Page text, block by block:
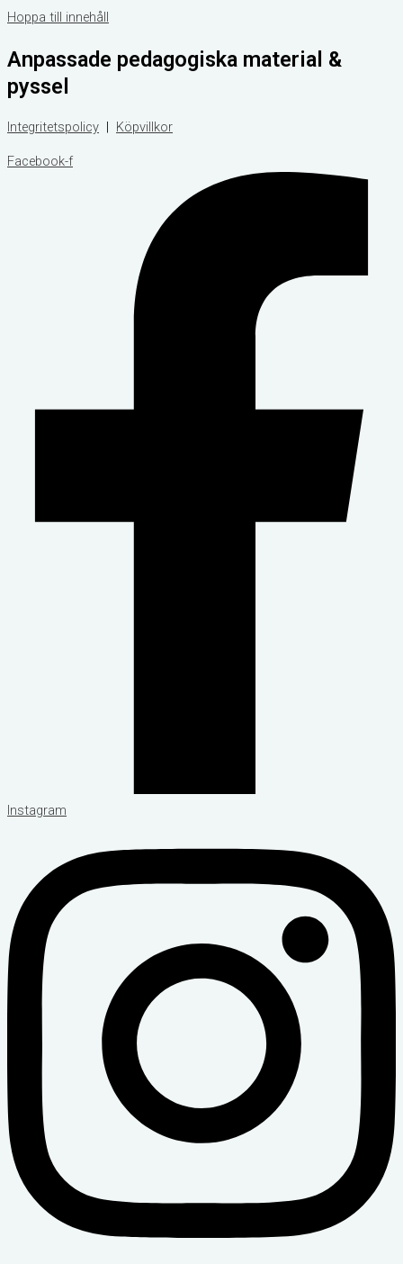
Hoppa till innehåll
Anpassade pedagogiska material &
pyssel
Integritetspolicy Köpvillkor
Facebook-f
Instagram